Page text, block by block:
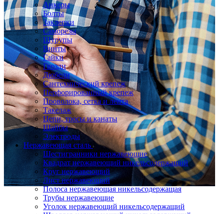
Анкеры
Болты
Заклепки
Саморезы
Шурупы
Винты
Гайки
Гвозди
Дюбели
Сантехнический крепеж
Перфорированный крепеж
Проволока, сетка и лента
Такелаж
Цепи, тросы и канаты
Шайбы
Электроды
Нержавеющая сталь
Шестигранники нержавеющие
Квадрат нержавеющий никельсодержащий
Круг нержавеющий
Лист нержавеющий
Полоса нержавеющая никельсодержащая
Трубы нержавеющие
Уголок нержавеющий никельсодержащий